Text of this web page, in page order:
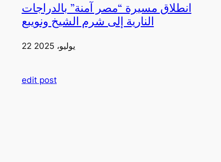
انطلاق مسيرة “مصر آمنة” بالدراجات
النارية إلى شرم الشيخ ونويبع
22 يوليو، 2025
edit post